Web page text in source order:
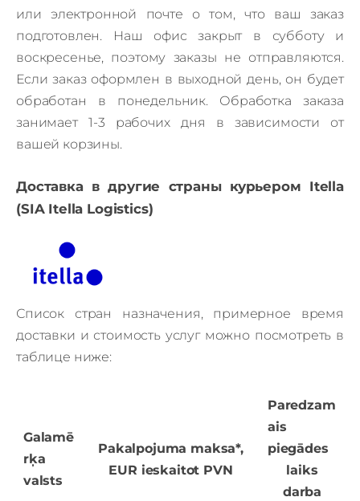
или электронной почте о том, что ваш заказ
подготовлен.
Наш офис закрыт в субботу и
воскресенье, поэтому заказы не отправляются.
Если заказ оформлен в выходной день, он будет
обработан в понедельник.
Обработка заказа
занимает 1-3 рабочих дня в зависимости от
вашей корзины.
Доставка в другие страны курьером Itella
(SIA Itella Logistics)
Список стран назначения, примерное время
доставки и стоимость услуг можно посмотреть в
таблице ниже:
Galamē
rķa
valsts
Pakalpojuma maksa*,
EUR ieskaitot PVN
Paredzam
ais
piegādes
laiks
darba